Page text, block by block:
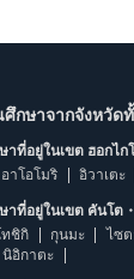
ศึกษาจากจังหวัด
าที่อยู่ในเขต ฮอกไก
อาโอโมริ อิวาเตะ
าที่อยู่ในเขต คันโต
ทชิกิ กุนมะ ไซ
นิอิกาตะ